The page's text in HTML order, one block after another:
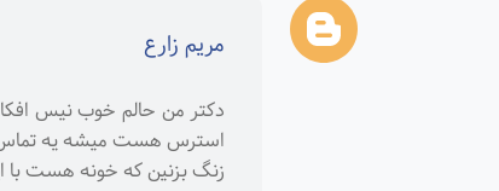
مریم زارع
دکتر من حالم خوب نیس
استرس هست میشه یه تماس
زنگ بزنین که خونه هست